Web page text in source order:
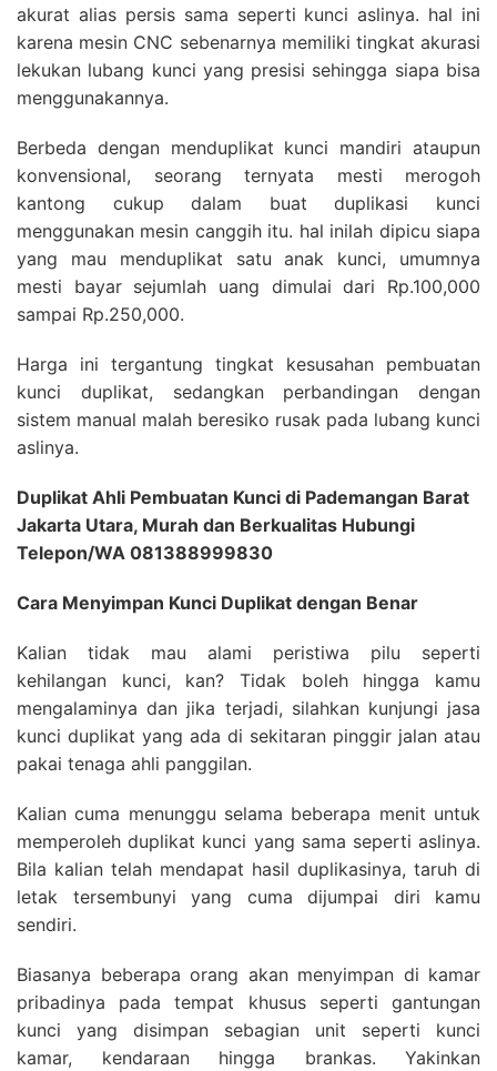
akurat alias persis sama seperti kunci aslinya. hal ini
karena mesin CNC sebenarnya memiliki tingkat akurasi
lekukan lubang kunci yang presisi sehingga siapa bisa
menggunakannya.
Berbeda dengan menduplikat kunci mandiri ataupun
konvensional, seorang ternyata mesti merogoh
kantong cukup dalam buat duplikasi kunci
menggunakan mesin canggih itu. hal inilah dipicu siapa
yang mau menduplikat satu anak kunci, umumnya
mesti bayar sejumlah uang dimulai dari Rp.100,000
sampai Rp.250,000.
Harga ini tergantung tingkat kesusahan pembuatan
kunci duplikat, sedangkan perbandingan dengan
sistem manual malah beresiko rusak pada lubang kunci
aslinya.
Duplikat Ahli Pembuatan Kunci di Pademangan Barat
Jakarta Utara, Murah dan Berkualitas Hubungi
Telepon/WA 081388999830
Cara Menyimpan Kunci Duplikat dengan Benar
Kalian tidak mau alami peristiwa pilu seperti
kehilangan kunci, kan? Tidak boleh hingga kamu
mengalaminya dan jika terjadi, silahkan kunjungi jasa
kunci duplikat yang ada di sekitaran pinggir jalan atau
pakai tenaga ahli panggilan.
Kalian cuma menunggu selama beberapa menit untuk
memperoleh duplikat kunci yang sama seperti aslinya.
Bila kalian telah mendapat hasil duplikasinya, taruh di
letak tersembunyi yang cuma dijumpai diri kamu
sendiri.
Biasanya beberapa orang akan menyimpan di kamar
pribadinya pada tempat khusus seperti gantungan
kunci yang disimpan sebagian unit seperti kunci
kamar, kendaraan hingga brankas. Yakinkan